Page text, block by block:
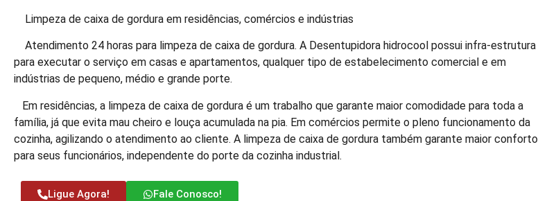
Limpeza de caixa de gordura em residências, comércios e indústrias
Atendimento 24 horas para limpeza de caixa de gordura. A Desentupidora hidrocool possui infra-estrutura
para executar o serviço em casas e apartamentos, qualquer tipo de estabelecimento comercial e em
indústrias de pequeno, médio e grande porte.
Em residências, a limpeza de caixa de gordura é um trabalho que garante maior comodidade para toda a
família, já que evita mau cheiro e louça acumulada na pia. Em comércios permite o pleno funcionamento da
cozinha, agilizando o atendimento ao cliente. A limpeza de caixa de gordura também garante maior conforto
para seus funcionários, independente do porte da cozinha industrial.
Ligue Agora! Fale Conosco!